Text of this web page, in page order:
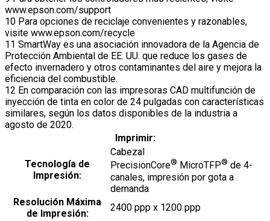
www.epson.com/support
10 Para opciones de reciclaje convenientes y razonables,
visite www.epson.com/recycle
11 SmartWay es una asociación innovadora de la Agencia de
Protección Ambiental de EE. UU. que reduce los gases de
efecto invernadero y otros contaminantes del aire y mejora la
eficiencia del combustible.
12 En comparación con las impresoras CAD multifunción de
inyección de tinta en color de 24 pulgadas con características
similares, según los datos disponibles de la industria a
agosto de 2020.
Imprimir:
Tecnología de
Impresión:
Cabezal
PrecisionCore® MicroTFP® de 4-
canales, impresión por gota a
demanda
Resolución Máxima
de Impresión:
2400 ppp x 1200 ppp